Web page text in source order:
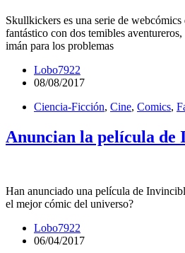
Skullkickers es una serie de
fantástico con dos temibles
imán para los problemas
Lobo7922
08/08/2017
Ciencia-Ficción, Cine, Comics,
Anuncian la película de
Han anunciado una película de
el mejor cómic del universo?
Lobo7922
06/04/2017